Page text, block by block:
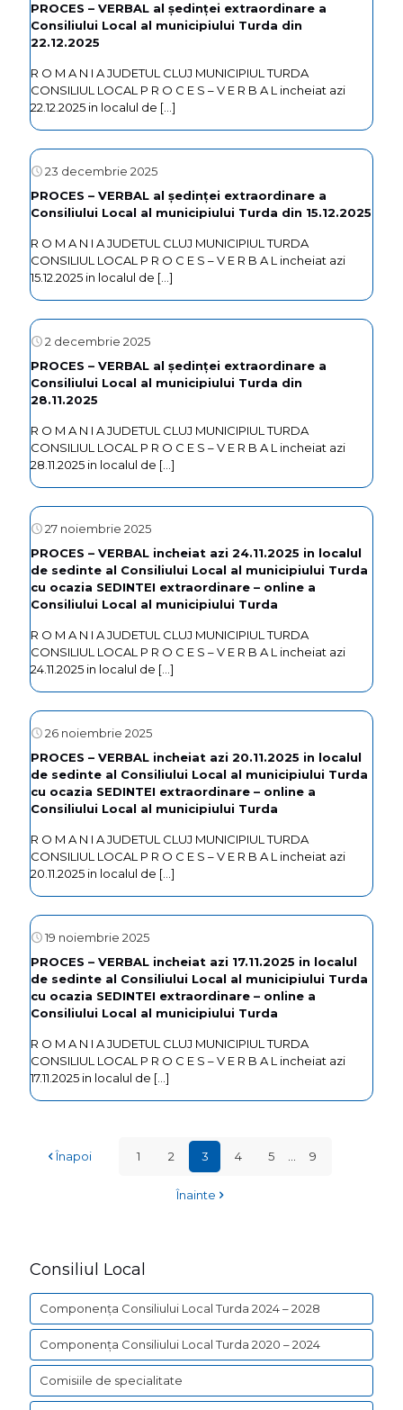
PROCES – VERBAL al ședinței extraordinare a
Consiliului Local al municipiului Turda din
22.12.2025
R O M A N I A JUDETUL CLUJ MUNICIPIUL TURDA
CONSILIUL LOCAL P R O C E S – V E R B A L incheiat azi
22.12.2025 in localul de […]
23 decembrie 2025
PROCES – VERBAL al ședinței extraordinare a
Consiliului Local al municipiului Turda din 15.12.2025
R O M A N I A JUDETUL CLUJ MUNICIPIUL TURDA
CONSILIUL LOCAL P R O C E S – V E R B A L incheiat azi
15.12.2025 in localul de […]
2 decembrie 2025
PROCES – VERBAL al ședinței extraordinare a
Consiliului Local al municipiului Turda din
28.11.2025
R O M A N I A JUDETUL CLUJ MUNICIPIUL TURDA
CONSILIUL LOCAL P R O C E S – V E R B A L incheiat azi
28.11.2025 in localul de […]
27 noiembrie 2025
PROCES – VERBAL incheiat azi 24.11.2025 in localul
de sedinte al Consiliului Local al municipiului Turda
cu ocazia SEDINTEI extraordinare – online a
Consiliului Local al municipiului Turda
R O M A N I A JUDETUL CLUJ MUNICIPIUL TURDA
CONSILIUL LOCAL P R O C E S – V E R B A L incheiat azi
24.11.2025 in localul de […]
26 noiembrie 2025
PROCES – VERBAL incheiat azi 20.11.2025 in localul
de sedinte al Consiliului Local al municipiului Turda
cu ocazia SEDINTEI extraordinare – online a
Consiliului Local al municipiului Turda
R O M A N I A JUDETUL CLUJ MUNICIPIUL TURDA
CONSILIUL LOCAL P R O C E S – V E R B A L incheiat azi
20.11.2025 in localul de […]
19 noiembrie 2025
PROCES – VERBAL incheiat azi 17.11.2025 in localul
de sedinte al Consiliului Local al municipiului Turda
cu ocazia SEDINTEI extraordinare – online a
Consiliului Local al municipiului Turda
R O M A N I A JUDETUL CLUJ MUNICIPIUL TURDA
CONSILIUL LOCAL P R O C E S – V E R B A L incheiat azi
17.11.2025 in localul de […]
Înapoi 1 2 3 4 5 9
Înainte
Consiliul Local
Componența Consiliului Local Turda 2024 – 2028
Componența Consiliului Local Turda 2020 – 2024
Comisiile de specialitate